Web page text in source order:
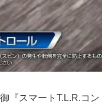
『スマートT.L.R.コン